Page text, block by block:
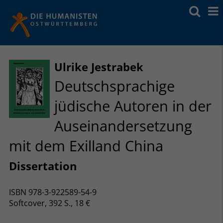
Ulrike Jestrabek
Deutschsprachige
jüdische Autoren in der
Auseinandersetzung
mit dem Exilland China
Dissertation
ISBN 978-3-922589-54-9
Softcover, 392 S., 18 €